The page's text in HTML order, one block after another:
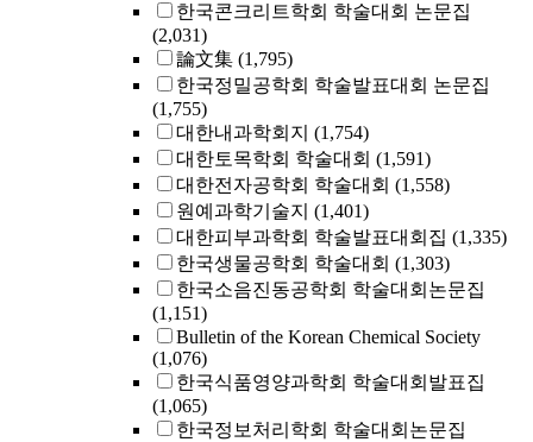
한국콘크리트학회 학술대회 논문집
(2,031)
論文集 (1,795)
한국정밀공학회 학술발표대회 논문집
(1,755)
대한내과학회지 (1,754)
대한토목학회 학술대회 (1,591)
대한전자공학회 학술대회 (1,558)
원예과학기술지 (1,401)
대한피부과학회 학술발표대회집 (1,335)
한국생물공학회 학술대회 (1,303)
한국소음진동공학회 학술대회논문집
(1,151)
Bulletin of the Korean Chemical Society
(1,076)
한국식품영양과학회 학술대회발표집
(1,065)
한국정보처리학회 학술대회논문집